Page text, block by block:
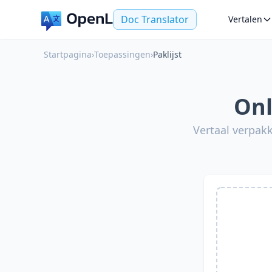
Doc Translator Vertalen
Startpagina›Toepassingen›Paklijst
Vertaal